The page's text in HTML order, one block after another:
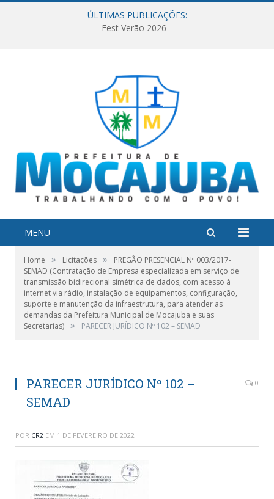
ÚLTIMAS PUBLICAÇÕES:
Fest Verão 2026
MENU
Home » Licitações »
PREGÃO PRESENCIAL Nº 003/2017-
SEMAD (Contratação de Empresa especializada em serviço de
transmissão bidirecional simétrica de dados, com acesso à
internet via rádio, instalação de equipamentos, configuração,
suporte e manutenção da infraestrutura, para atender as
demandas da Prefeitura Municipal de Mocajuba e suas
Secretarias) » PARECER JURÍDICO Nº 102 – SEMAD
PARECER JURÍDICO Nº 102 –
SEMAD
0
POR CR2 EM 1 DE FEVEREIRO DE 2022